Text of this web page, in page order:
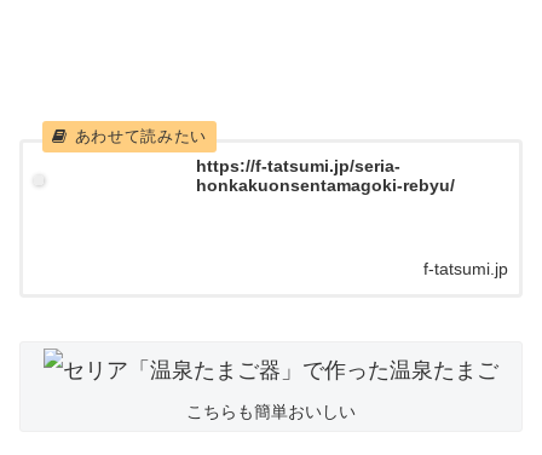
https://f-tatsumi.jp/seria-
honkakuonsentamagoki-rebyu/
f-tatsumi.jp
こちらも簡単おいしい